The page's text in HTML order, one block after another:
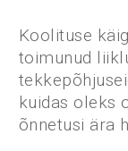
Koolituse
toimunud
kuidas oleks
õnnetusi ära